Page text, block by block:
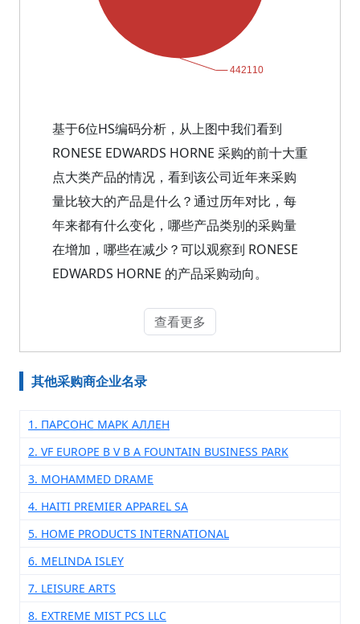
基于6位HS编码分析，从上图中我们看到
RONESE EDWARDS HORNE 采购的前十大重
点大类产品的情况，看到该公司近年来采购
量比较大的产品是什么？通过历年对比，每
年来都有什么变化，哪些产品类别的采购量
在增加，哪些在减少？可以观察到 RONESE
EDWARDS HORNE 的产品采购动向。
查看更多
其他采购商企业名录
1. ПАРСОНС МАРК АЛЛЕН
2. VF EUROPE B V B A FOUNTAIN BUSINESS PARK
3. MOHAMMED DRAME
4. HAITI PREMIER APPAREL SA
5. HOME PRODUCTS INTERNATIONAL
6. MELINDA ISLEY
7. LEISURE ARTS
8. EXTREME MIST PCS LLC